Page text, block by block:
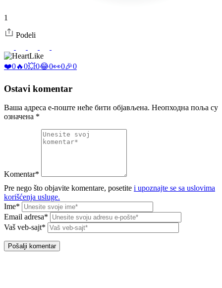
1
Podeli
Like
❤️0🔥0💥0😂0👀0🎉0
Ostavi komentar
Ваша адреса е-поште неће бити објављена. Неопходна поља су
означена *
Komentar*
Pre nego što objavite komentare, posetite i upoznajte se sa uslovima
korišćenja usluge.
Ime*
Email adresa*
Vaš veb-sajt*